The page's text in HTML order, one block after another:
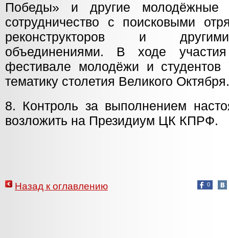
Победы» и другие молодёжные
сотрудничество с поисковыми
реконструкторов и
объединениями. В ходе
фестивале молодёжи и студентов
тематику столетия Великого Октября.
8. Контроль за выполнением
возложить на Президиум ЦК КПРФ.
0
Назад к оглавлению